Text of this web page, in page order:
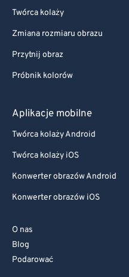
Twórca kolaży
Zmiana rozmiaru obrazu
Przytnij obraz
Próbnik kolorów
Aplikacje mobilne
Twórca kolaży Android
Twórca kolaży iOS
Konwerter obrazów Android
Konwerter obrazów iOS
O nas
Blog
Podarować